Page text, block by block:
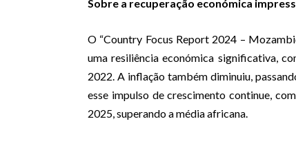
Sobre a recuperação económica
O “Country Focus Report 2024 –
uma resiliência económica significativa,
2022. A inflação também diminuiu,
esse impulso de crescimento continue,
2025, superando a média africana.